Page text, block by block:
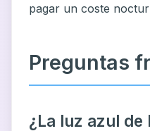
pagar un coste
Preguntas
¿La luz azul de